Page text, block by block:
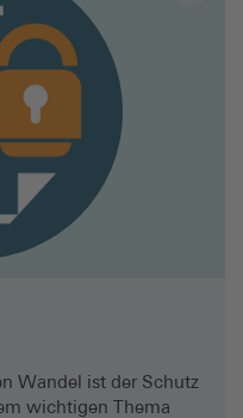
Wandel ist der Schutz
wichtigen Thema